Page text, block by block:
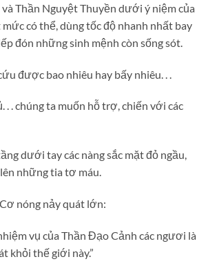
Thần Nguyệt Thuyền dưới ý niệm của
có thể, dùng tốc độ nhanh nhất bay
đón những sinh mệnh còn sống sót.
được bao nhiêu hay bấy nhiêu. . .
. . chúng ta muốn hỗ trợ, chiến với các
dưới tay các nàng sắc mặt đỏ ngầu,
những tia tơ máu.
nóng nảy quát lớn:
vụ của Thần Đạo Cảnh các ngươi là
khỏi thế giới này.”